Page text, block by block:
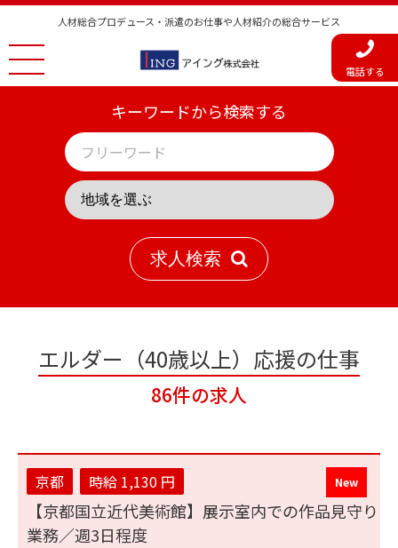
人材総合プロデュース・派遣のお仕事や人材紹介の総合サービス
電話する
キーワードから検索する
求人検索
エルダー（40歳以上）応援の仕事
86件の求人
京都 時給 1,130 円
【京都国立近代美術館】展示室内での作品見守り
業務／週3日程度